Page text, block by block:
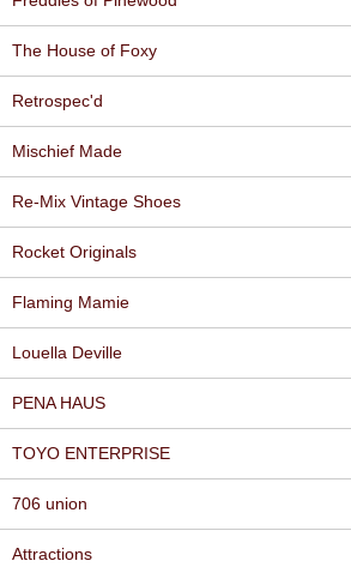
The House of Foxy
Retrospec'd
Mischief Made
Re-Mix Vintage Shoes
Rocket Originals
Flaming Mamie
Louella Deville
PENA HAUS
TOYO ENTERPRISE
706 union
Attractions